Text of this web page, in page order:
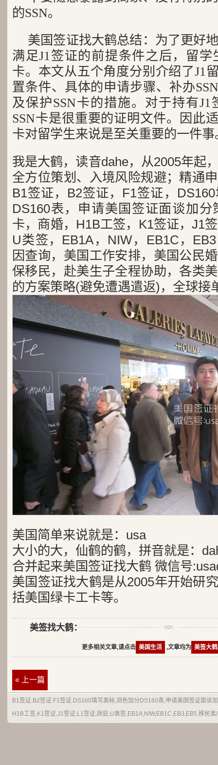
的SSN。
美国签证找大鹤总结：为了更好
满足J1签证的前提条件之后，留
卡。本文从五个角度分别介绍了J1
置条件、具体的申请步骤、补办
及保护SSN卡的措施。对于持有
SSN卡是很重要的证明文件。因此
卡对留学生来说是至关重要的一件事
我是大鹤，读音dahe，从2005年起
全方位策划、入境风险规避；精通
B1签证，B2签证，F1签证，
DS160表，申请美国签证面谈加
卡，商婚，H1B工签，K1签证，J1
U类签，EB1A，NIW，EB1C，
因查询，美国工作安排，美国公民
保移民，赴美生子全程协助，各类
的方案策略(避免遭遇遣返)，全球接
美国简单来说就是：usa
大小的大，仙鹤的鹤，拼音就是：
合并起来美国签证找大鹤 微信号
美国签证找大鹤是从2005年开始研
括美国绿卡工卡等。
美签找大鹤：
更多相关文章,请点击 美国生活 ,文章均为 美签大鹤
« 上一篇
B1签证.B2签证.F1签证.DS160填写奥秘,润色加分DS160表,申请美国签证面谈
H1B工签,K1签证,J1签证,L1签证,政庇,U类签,EB1A,NIW,EB1C,EB3,EB5,移民